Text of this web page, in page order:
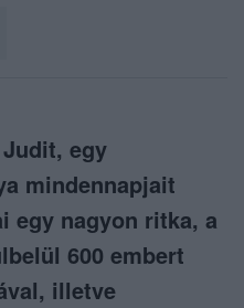
egy
mindennapjait
egy nagyon ritka, a
600 embert
illetve